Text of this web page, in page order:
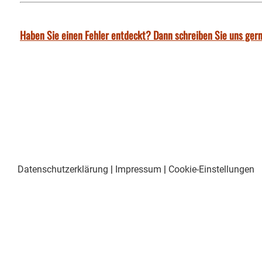
Haben Sie einen Fehler entdeckt? Dann schreiben Sie uns
Datenschutzerklärung | Impressum | Cookie-Einstellungen